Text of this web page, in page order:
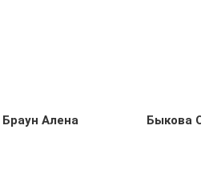
Браун Алена Быкова